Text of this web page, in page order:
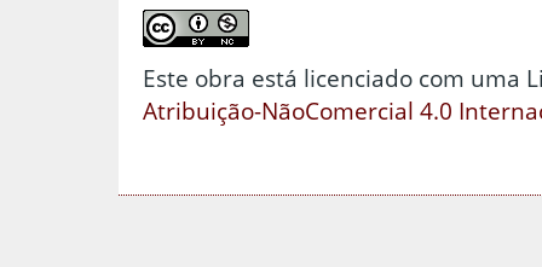
Este obra está licenciado com uma
Atribuição-NãoComercial 4.0